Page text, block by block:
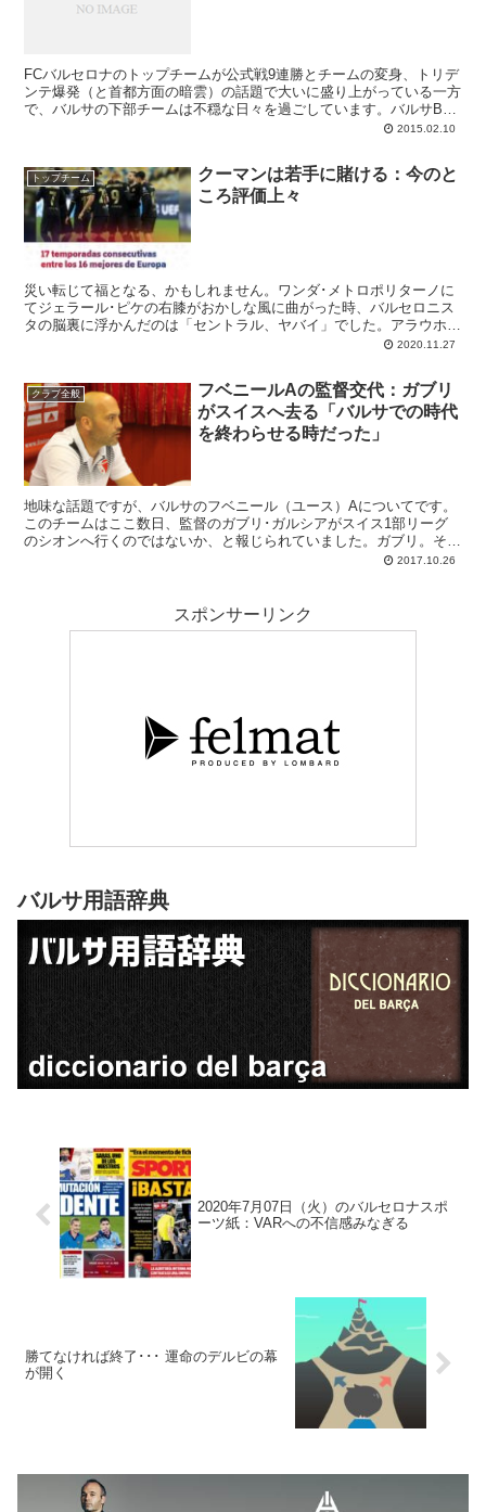
FCバルセロナのトップチームが公式戦9連勝とチームの変身、トリデ
ンテ爆発（と首都方面の暗雲）の話題で大いに盛り上がっている一方
で、バルサの下部チームは不穏な日々を過ごしています。バルサBは
現在セグンダ・ディビシオンで17位につけていて、降格圏までは2ポ
ールAからジョルディ・ビニャルスが内部昇格するとの発表がなされ
ました。なんでもバルサBの歴史の中で、シーズン途中で監督が解任
されたのは今回のエウセビオが初めてなのだそうです。
2015.02.10
トップチーム
クーマンは若手に賭ける：今のと
ころ評価上々
災い転じて福となる、かもしれません。ワンダ･メトロポリターノに
てジェラール･ピケの右膝がおかしな風に曲がった時、バルセロニス
タの脳裏に浮かんだのは「セントラル、ヤバイ」でした。アラウホに
続いてジェリまで戦線離脱となれば、セントラルはもうラングレしか
例のセントラル危機が、今回は特盛りでやってきたのです。
2020.11.27
クラブ全般
フベニールAの監督交代：ガブリ
がスイスへ去る「バルサでの時代
を終わらせる時だった」
地味な話題ですが、バルサのフベニール（ユース）Aについてです。
このチームはここ数日、監督のガブリ･ガルシアがスイス1部リーグ
のシオンへ行くのではないか、と報じられていました。ガブリ。そ
2017.10.26
スポンサーリンク
バルサ用語辞典
2020年7月07日（火）のバルセロナスポ
ーツ紙：VARへの不信感みなぎる
勝てなければ終了･･･ 運命のデルビの幕
が開く